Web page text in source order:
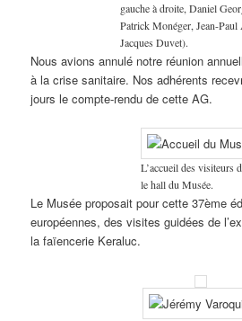
gauche à droite, Daniel
Patrick Monéger, Jean-Paul
Jacques Duvet).
Nous avions annulé notre réunion
à la crise sanitaire. Nos adhérents
jours le compte-rendu de cette AG.
L’accueil des visiteurs
le hall du Musée.
Le Musée proposait pour cette 37ème
européennes, des visites guidées de
la faïencerie Keraluc.